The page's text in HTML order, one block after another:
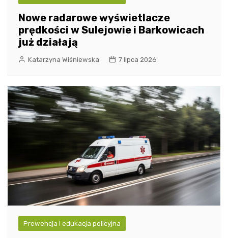
Nowe radarowe wyświetlacze
prędkości w Sulejowie i Barkowicach
już działają
Katarzyna Wiśniewska 7 lipca 2026
Prewencja i edukacja policyjna